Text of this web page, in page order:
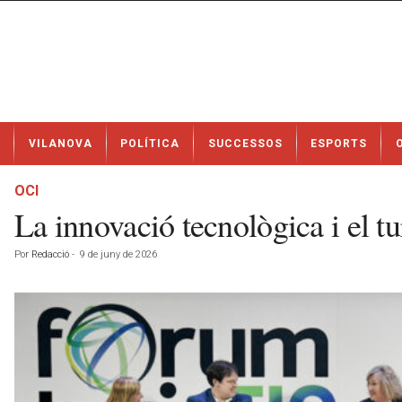
t
VILANOVA POLÍTICA SUCCESSOS ESPORTS
OCI
La innovació tecnològica i el
Por Redacció - 9 de juny de 2026